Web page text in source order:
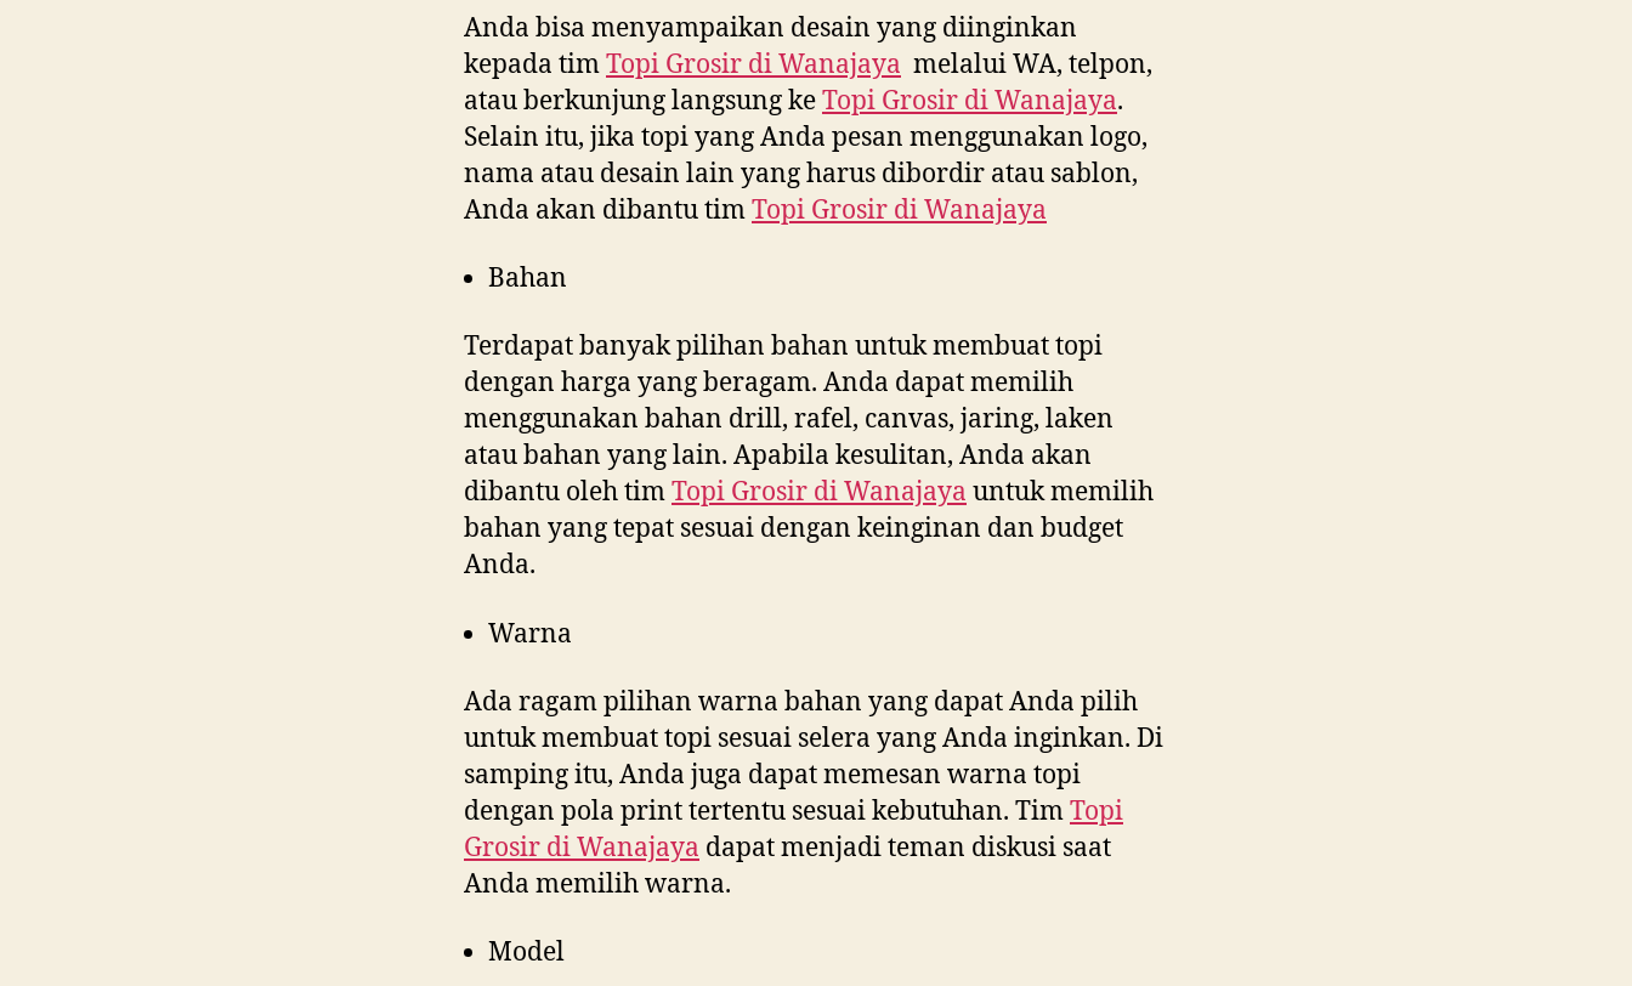
Anda bisa menyampaikan desain yang diinginkan
kepada timTopi Grosir diWanajaya melalui WA, telpon,
atau berkunjung langsung keTopi Grosir diWanajaya.
Selain itu, jika topi yang Anda pesan menggunakan logo,
nama atau desain lain yang harus dibordir atau sablon,
Anda akan dibantu timTopi Grosir diWanajaya
Bahan
Terdapat banyak pilihan bahan untuk membuat topi
dengan harga yang beragam. Anda dapat memilih
menggunakan bahan drill, rafel, canvas, jaring, laken
atau bahan yang lain. Apabila kesulitan, Anda akan
dibantu oleh timTopi Grosir diWanajaya untuk memilih
bahan yang tepat sesuai dengan keinginan dan budget
Anda.
Warna
Ada ragam pilihan warna bahan yang dapat Anda pilih
untuk membuat topi sesuai selera yang Anda inginkan. Di
samping itu, Anda juga dapat memesan warna topi
dengan pola print tertentu sesuai kebutuhan. TimTopi
Grosir diWanajaya dapat menjadi teman diskusi saat
Anda memilih warna.
Model